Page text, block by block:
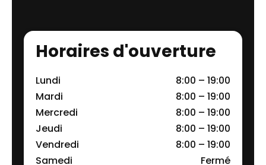
Horaires d'ouverture
Lundi
8:00 – 19:00
Mardi
8:00 – 19:00
Mercredi
8:00 – 19:00
Jeudi
8:00 – 19:00
Vendredi
8:00 – 19:00
Samedi
Fermé